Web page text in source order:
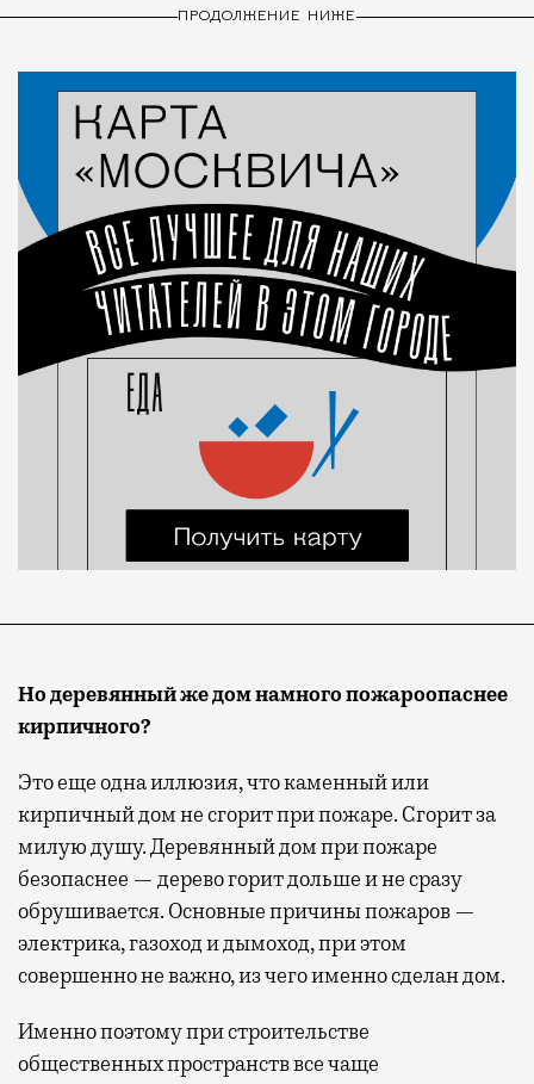
ПРОДОЛЖЕНИЕ НИЖЕ
Но деревянный же дом намного пожароопаснее
кирпичного?
Это еще одна иллюзия, что каменный или
кирпичный дом не сгорит при пожаре. Сгорит за
милую душу. Деревянный дом при пожаре
безопаснее — дерево горит дольше и не сразу
обрушивается. Основные причины пожаров —
электрика, газоход и дымоход, при этом
совершенно не важно, из чего именно сделан дом.
Именно поэтому при строительстве
общественных пространств все чаще